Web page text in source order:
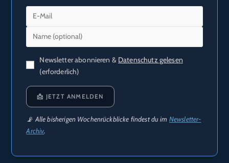
Newsletter abonnieren & Datenschutz gelesen
(erforderlich)
📩 JETZT ANMELDEN
📡 Alle bisherigen Wochenrückblicke findest du im Newsletter-
Archiv.